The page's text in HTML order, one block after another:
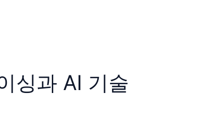
싱과 AI 기술